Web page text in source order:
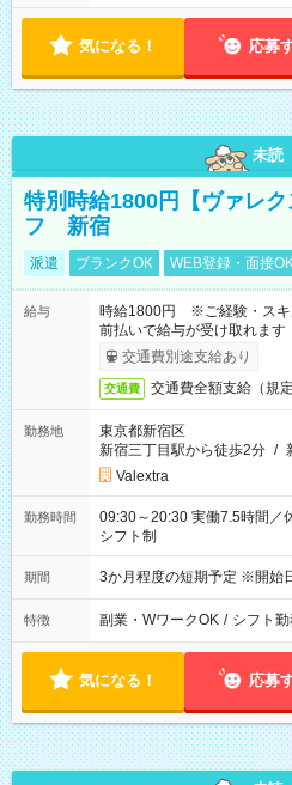
気になる！ 応募
未読
特別時給1800円【ヴァレ
フ 新宿
派遣 ブランクOK WEB登録・面接
給与
時給1800円 ※ご経験・スキ
前払いで給与が受け取れます
交通費別途支給あり
交通費 交通費全額支給（規定
勤務地
東京都新宿区
新宿三丁目駅から徒歩2分 /
Valextra
勤務時間
09:30～20:30 実働7.5時間／休憩1.5時間 営業時間に合わせた
シフト制
期間 3か月程度の短期予定 ※開始
特徴 副業・WワークOK / シフト勤
気になる！ 応募